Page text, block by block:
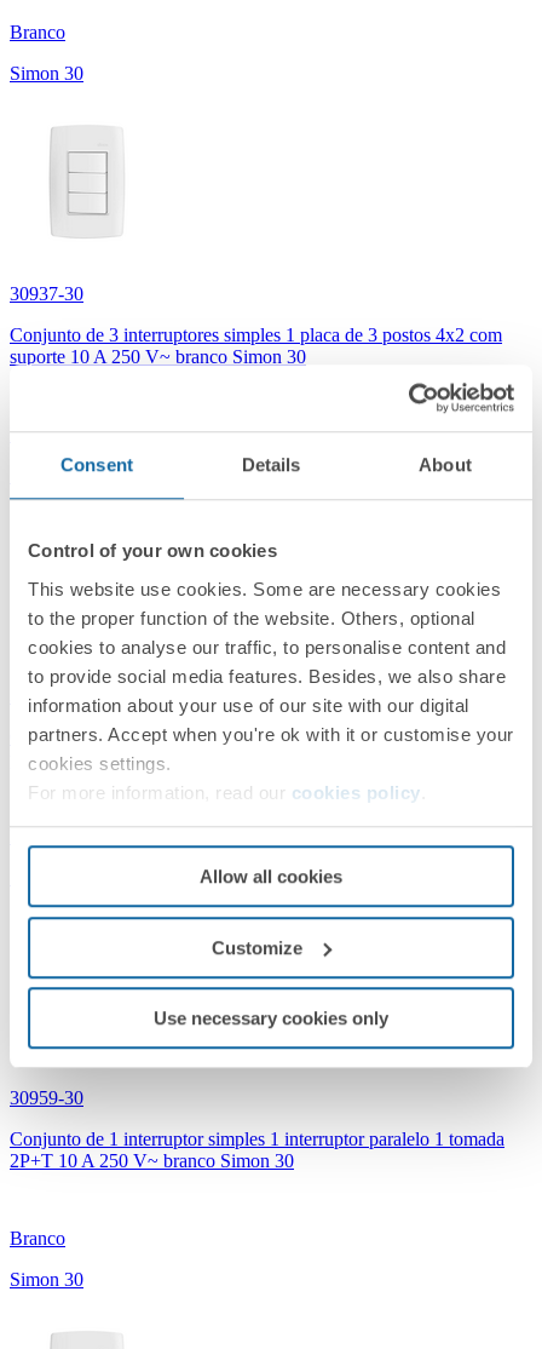
Consent Details About
Control of your own cookies
This website use cookies. Some are necessary cookies
to the proper function of the website. Others, optional
cookies to analyse our traffic, to personalise content and
to provide social media features. Besides, we also share
information about your use of our site with our digital
partners. Accept when you're ok with it or customise your
cookies settings.
For more information, read our cookies policy
Allow all cookies
Customize
Use necessary cookies only
Branco
Simon 30
30937-30
Conjunto de 3 interruptores simples 1 placa de 3 postos 4x2 com
suporte 10 A 250 V~ branco Simon 30
Branco
Simon 30
30957-30
Conjunto de 2 interruptores simples 1 tomada 2P+T 1 placa de 2
postos 4x2 com suporte 10 A 250 V~ branco Simon 30
30959-30
Conjunto de 1 interruptor simples 1 interruptor paralelo 1 tomada
2P+T 10 A 250 V~ branco Simon 30
Branco
Simon 30